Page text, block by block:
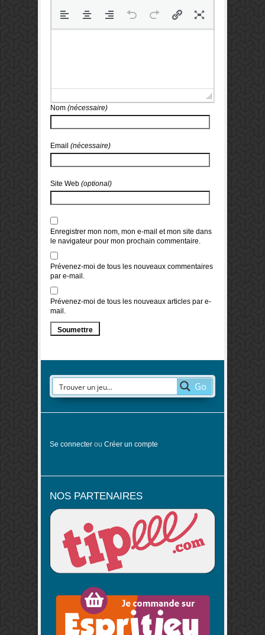
Nom (nécessaire)
Email (nécessaire)
Site Web (optional)
Enregistrer mon nom, mon e-mail et mon site dans
le navigateur pour mon prochain commentaire.
Prévenez-moi de tous les nouveaux commentaires
par e-mail.
Prévenez-moi de tous les nouveaux articles par e-
mail.
Go
Se connecter ou Créer un compte
NOS PARTENAIRES